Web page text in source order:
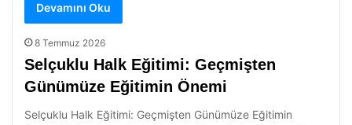
Devamını Oku
8 Temmuz 2026
Selçuklu Halk Eğitimi: Geçmişten
Günümüze Eğitimin Önemi
Selçuklu Halk Eğitimi: Geçmişten Günümüze Eğitimin